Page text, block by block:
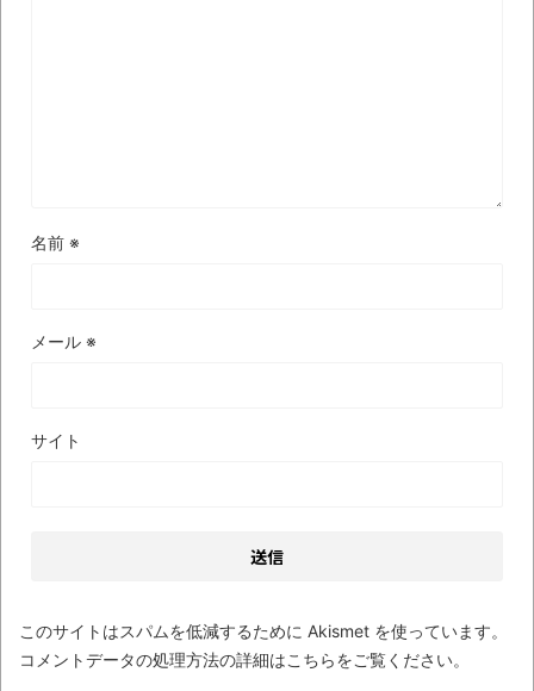
名前 ※
メール ※
サイト
このサイトはスパムを低減するために Akismet を使っています。
コメントデータの処理方法の詳細はこちらをご覧ください。